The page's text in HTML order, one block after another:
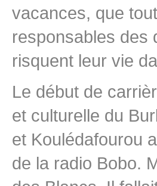
vacances, que
responsables des
risquent leur vie
Le début de
et culturelle du
et Koulédafourou
de la radio Bobo.